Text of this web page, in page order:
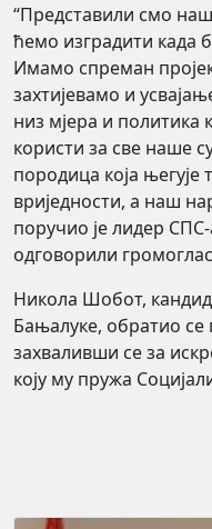
“Представили смо наш
ћемо изградити када
Имамо спреман
захтијевамо и
низ мјера и политика
користи за све наше
породица која
вриједности, а наш
поручио је лидер
одговорили
Никола Шобот,
Бањалуке, обратио
захваливши се за
коју му пружа